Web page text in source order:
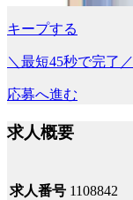
キープする
＼最短45秒で完了／
応募へ進む
求人概要
求人番号 1108842